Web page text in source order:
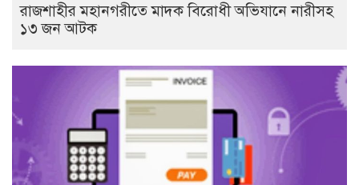
রাজশাহীর মহানগরীতে মাদক বিরোধী অভিযানে নারীসহ
১৩ জন আটক